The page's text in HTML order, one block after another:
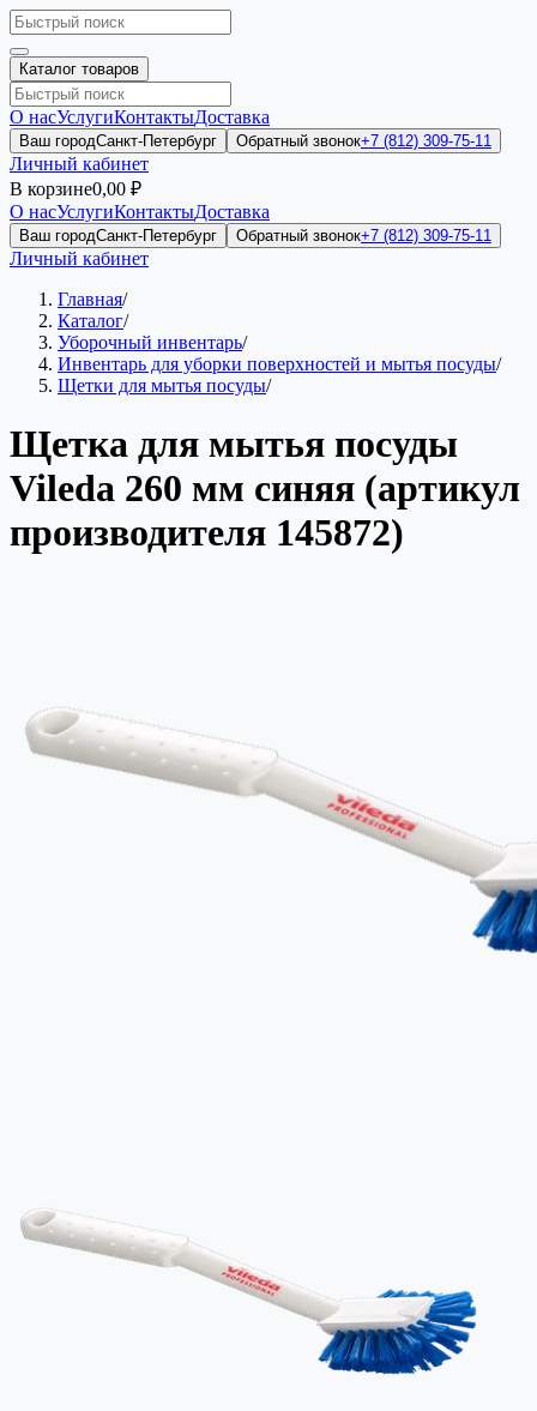
Каталог товаров
О насУслугиКонтактыДоставка
Ваш городСанкт-Петербург Обратный звонок+7 (812) 309-75-11
Личный кабинет
В корзине0,00 ₽
О насУслугиКонтактыДоставка
Ваш городСанкт-Петербург Обратный звонок+7 (812) 309-75-11
Личный кабинет
Главная/
Каталог/
Уборочный инвентарь/
Инвентарь для уборки поверхностей и мытья посуды/
Щетки для мытья посуды/
Щетка для мытья посуды
Vileda 260 мм синяя (артикул
производителя 145872)